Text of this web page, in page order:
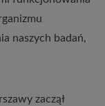
naszych badań,
zaczął